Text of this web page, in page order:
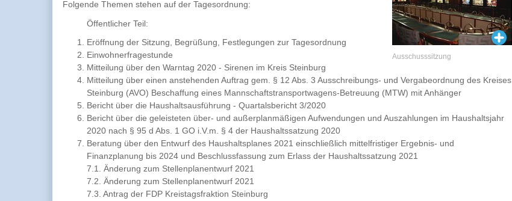
Ausschusssitzung
Folgende Themen stehen auf der Tagesordnung:
Öffentlicher Teil:
Eröffnung der Sitzung, Begrüßung, Festlegungen zur Tagesordnung
Einwohnerfragestunde
Mitteilung über den Warntag 2020 - Sirenen im Kreis Steinburg
Mitteilung über einen anstehenden Auftrag gem. § 12 Abs. 3 Ausschreibungs- und Vergabeordnung des Kreises
Steinburg (AVO) Beschaffung eines Mannschaftstransportwagens-Betreuung (MTW) mit Anhänger
Bericht über die Haushaltsausführung - Quartalsbericht 3/2020
Bericht über die geleisteten über- und außerplanmäßigen Aufwendungen und Auszahlungen im Haushaltsjahr
2020 nach § 95 d Abs. 1 GO i.V.m. § 4 der Haushaltssatzung 2020
Beratung über den Entwurf des Haushaltsplanes 2021 einschließlich mittelfristiger Ergebnis- und
Finanzplanung bis 2024 und Beschlussfassung zum Erlass der Haushaltssatzung 2021
7.1. Änderung zum Stellenplanentwurf 2021
7.2. Änderung zum Stellenplanentwurf 2021
7.3. Antrag der FDP Kreistagsfraktion Steinburg